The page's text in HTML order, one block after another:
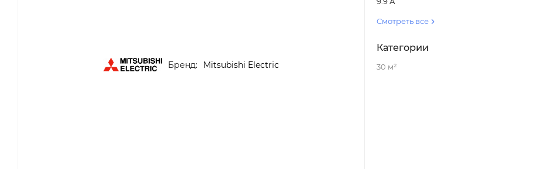
Бренд: Mitsubishi Electric
Смотреть все
Категории
30 м²